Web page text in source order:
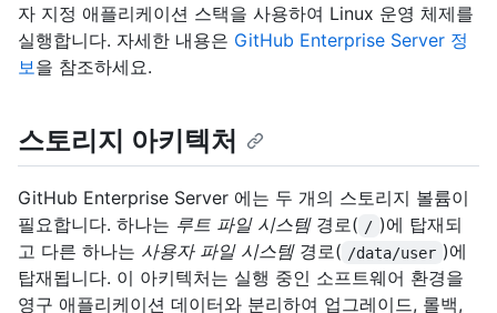
자 지정 애플리케이션 스택을 사용하여 Linux 운영 체제를
실행합니다. 자세한 내용은 GitHub Enterprise Server 정
보을 참조하세요.
스토리지 아키텍처
GitHub Enterprise Server 에는 두 개의 스토리지 볼륨이
필요합니다. 하나는 루트 파일 시스템경로( / )에 탑재되
고 다른 하나는 사용자 파일 시스템경로( /data/user )에
탑재됩니다. 이 아키텍처는 실행 중인 소프트웨어 환경을
영구 애플리케이션 데이터와 분리하여 업그레이드, 롤백,